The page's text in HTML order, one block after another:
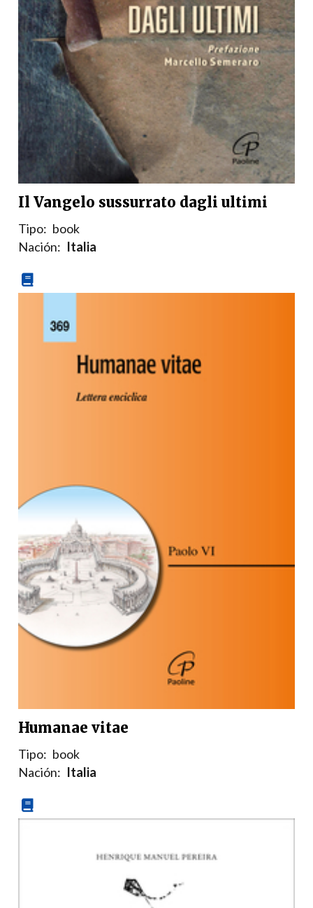
Il Vangelo sussurrato dagli ultimi
Tipo: book
Nación: Italia
Humanae vitae
Tipo: book
Nación: Italia